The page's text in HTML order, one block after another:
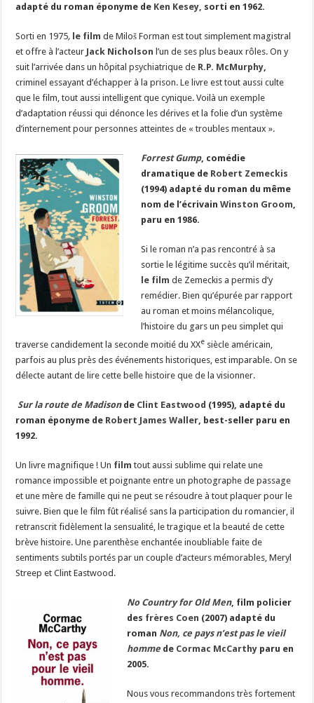
adapté du roman éponyme de Ken Kesey, sorti en 1962.
Sorti en 1975, le film de Miloš Forman est tout simplement magistral
et offre à l’acteur Jack Nicholson l’un de ses plus beaux rôles. On y
suit l’arrivée dans un hôpital psychiatrique de R.P. McMurphy
criminel essayant d’échapper à la prison. Le livre est tout aussi culte
que le film, tout aussi intelligent que cynique. Voilà un exemple
d’adaptation réussi qui dénonce les dérives et la folie d’un système
d’internement pour personnes atteintes de « troubles mentaux ».
Forrest Gump, comédie
dramatique de Robert Zemeckis
(1994) adapté du roman du même
nom de l’écrivainWinston Groom
paru en 1986.
Si le roman n’a pas rencontré à sa
sortie le légitime succès qu’il méritait,
le film de Zemeckis a permis d’y
remédier. Bien qu’épurée par rapport
au roman et moins mélancolique,
l’histoire du gars un peu simplet qui
traverse candidement la seconde moitié du XXe siècle américain,
parfois au plus près des événements historiques, est imparable. On se
délecte autant de lire cette belle histoire que de la visionner.
Sur la route de Madisonde Clint Eastwood (1995), adapté du
roman éponyme de Robert James Waller, best-seller paru en
1992.
Un livre magnifique ! Un filmtout aussi sublime qui relate une
romance impossible et poignante entre un photographe de passage
et une mère de famille qui ne peut se résoudre à tout plaquer pour le
suivre. Bien que le film fût réalisé sans la participation du romancier, il
retranscrit fidèlement la sensualité, le tragique et la beauté de cette
brève histoire. Une parenthèse enchantée inoubliable faite de
sentiments subtils portés par un couple d’acteurs mémorables, Meryl
Streep et Clint Eastwood.
No Country for Old Men, film policier
des frères Coen (2007) adapté du
roman Non, ce pays n’est pas le vieil
homme de Cormac McCarthy paru en
2005.
Nous vous recommandons très fortement